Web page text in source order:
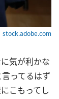
stock.adobe.com
気が利かな
ってるはず
こもってし